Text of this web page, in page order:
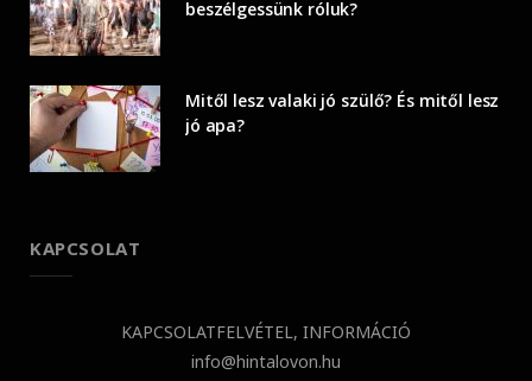
beszélgessünk róluk?
Mitől lesz valaki jó szülő? És mitől lesz
jó apa?
KAPCSOLAT
KAPCSOLATFELVÉTEL, INFORMÁCIÓ
info@hintalovon.hu